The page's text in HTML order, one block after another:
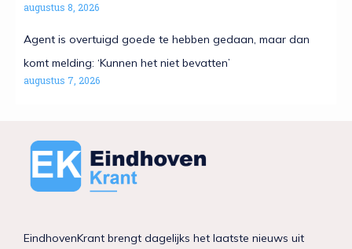
augustus 8, 2026
Agent is overtuigd goede te hebben gedaan, maar dan
komt melding: ‘Kunnen het niet bevatten’
augustus 7, 2026
EindhovenKrant brengt dagelijks het laatste nieuws uit